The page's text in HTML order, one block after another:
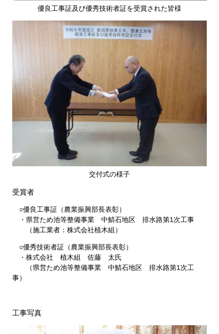
​優良工事証及び優秀技術者証を受賞された皆様
​交付式の様子
受賞者
○優良工事証（農業振興部長表彰）
・県営ため池等整備事業 中鯖石地区 排水路第1次工事
（施工業者：株式会社植木組）
○優秀技術者証（農業振興部長表彰）
・株式会社 植木組 佐藤 太氏
（県営ため池等整備事業 中鯖石地区 排水路第1次工
事）
工事写真